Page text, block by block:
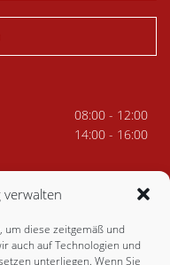
verwalten
um diese zeitgemäß und
auch auf Technologien und
unterliegen. Wenn Sie
08:00 - 12:00
14:00 - 16:00
12:00